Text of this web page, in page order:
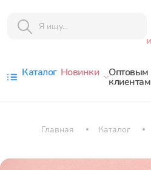
Каталог Новинки Оптовым
клиентам
Главная Каталог